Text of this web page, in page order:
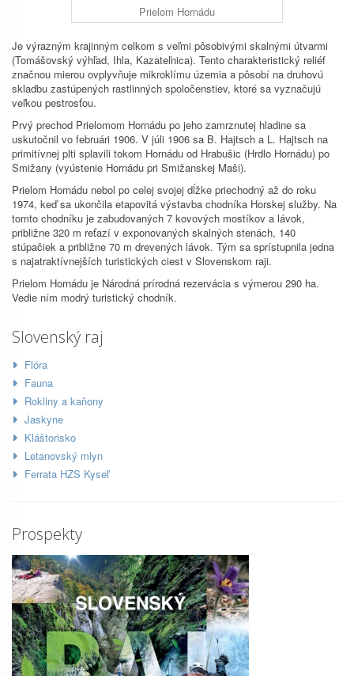
Prielom Hornádu
Je výrazným krajinným celkom s veľmi pôsobivými skalnými útvarmi
(Tomášovský výhľad, Ihla, Kazateľnica). Tento charakteristický reliéf
značnou mierou ovplyvňuje mikroklímu územia a pôsobí na druhovú
skladbu zastúpených rastlinných spoločenstiev, ktoré sa vyznačujú
veľkou pestrosťou.
Prvý prechod Prielomom Hornádu po jeho zamrznutej hladine sa
uskutočnil vo februári 1906. V júli 1906 sa B. Hajtsch a L. Hajtsch na
primitívnej plti splavili tokom Hornádu od Hrabušic (Hrdlo Hornádu) po
Smižany (vyústenie Hornádu pri Smižanskej Maši).
Prielom Hornádu nebol po celej svojej dĺžke priechodný až do roku
1974, keď sa ukončila etapovitá výstavba chodníka Horskej služby. Na
tomto chodníku je zabudovaných 7 kovových mostíkov a lávok,
približne 320 m reťazí v exponovaných skalných stenách, 140
stúpačiek a približne 70 m drevených lávok. Tým sa sprístupnila jedna
s najatraktívnejších turistických ciest v Slovenskom raji.
Prielom Hornádu je Národná prírodná rezervácia s výmerou 290 ha.
Vedie ním modrý turistický chodník.
Slovenský raj
Flóra
Fauna
Rokliny a kaňony
Jaskyne
Kláštorisko
Letanovský mlyn
Ferrata HZS Kyseľ
Prospekty